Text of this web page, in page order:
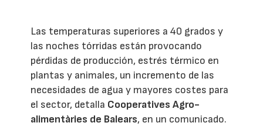
Las temperaturas superiores a 40 grados y
las noches tórridas están provocando
pérdidas de producción, estrés térmico en
plantas y animales, un incremento de las
necesidades de agua y mayores costes para
el sector, detalla Cooperatives Agro-
alimentàries de Balears, en un comunicado.